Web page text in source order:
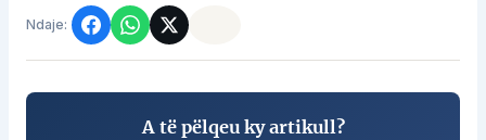
Ndaje:
A të pëlqeu ky artikull?